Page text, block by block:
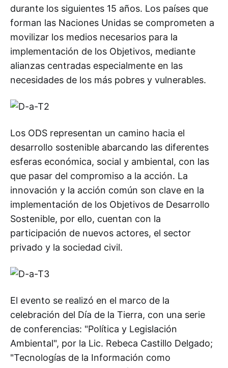
durante los siguientes 15 años. Los países que
forman las Naciones Unidas se comprometen a
movilizar los medios necesarios para la
implementación de los Objetivos, mediante
alianzas centradas especialmente en las
necesidades de los más pobres y vulnerables.
Los ODS representan un camino hacia el
desarrollo sostenible abarcando las diferentes
esferas económica, social y ambiental, con las
que pasar del compromiso a la acción. La
innovación y la acción común son clave en la
implementación de los Objetivos de Desarrollo
Sostenible, por ello, cuentan con la
participación de nuevos actores, el sector
privado y la sociedad civil.
El evento se realizó en el marco de la
celebración del Día de la Tierra, con una serie
de conferencias: "Política y Legislación
Ambiental", por la Lic. Rebeca Castillo Delgado;
"Tecnologías de la Información como